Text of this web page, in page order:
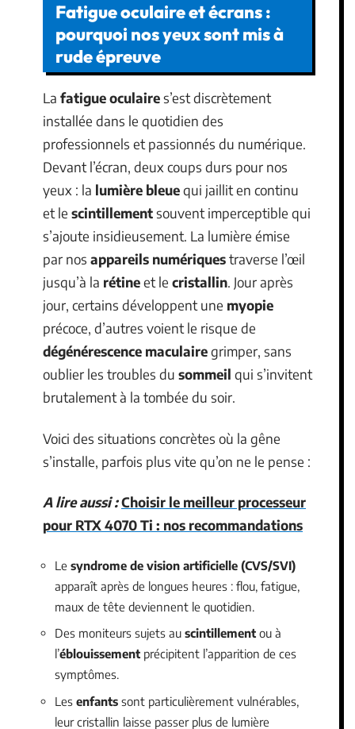
Fatigue oculaire et écrans :
pourquoi nos yeux sont mis à
rude épreuve
La fatigue oculaires’est discrètement
installée dans le quotidien des
professionnels et passionnés du numérique.
Devant l’écran, deux coups durs pour nos
yeux : la lumière bleuequi jaillit en continu
et le scintillementsouvent imperceptible qui
s’ajoute insidieusement. La lumière émise
par nos appareils numériquestraverse l’œil
jusqu’à la rétineet le cristallin. Jour après
jour, certains développent une myopie
précoce, d’autres voient le risque de
dégénérescence maculairegrimper, sans
oublier les troubles du sommeil qui s’invitent
brutalement à la tombée du soir.
Voici des situations concrètes où la gêne
s’installe, parfois plus vite qu’on ne le pense :
A lire aussi :Choisir le meilleur processeur
pour RTX 4070 Ti : nos recommandations
Le syndrome de vision artificielle (CVS/SVI)
apparaît après de longues heures : flou, fatigue,
maux de tête deviennent le quotidien.
Des moniteurs sujets au scintillement ou à
l’éblouissement précipitent l’apparition de ces
symptômes.
Les enfants sont particulièrement vulnérables,
leur cristallin laisse passer plus de lumière